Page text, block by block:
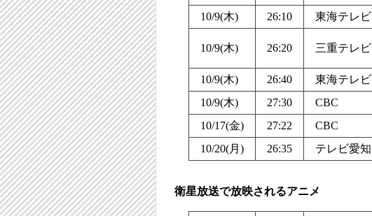
10/9(木)
26:10 東海テレビ
10/9(木) 26:20 三重テレビ
10/9(木)
26:40 東海テレビ
10/9(木)
27:30 CBC
10/17(金)
27:22 CBC
10/20(月)
26:35 テレビ愛知
衛星放送で放映されるアニメ